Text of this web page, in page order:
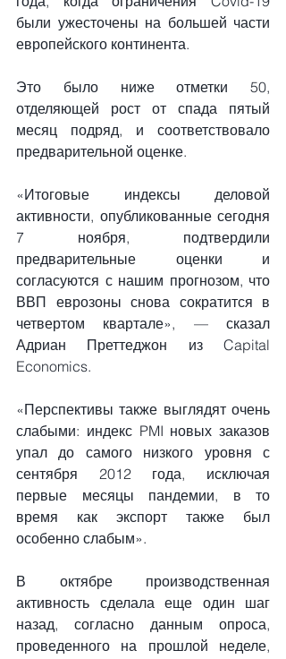
были ужесточены на большей части
европейского континента.
Это было ниже отметки 50,
отделяющей рост от спада пятый
месяц подряд, и соответствовало
предварительной оценке.
«Итоговые индексы деловой
активности, опубликованные сегодня
7 ноября, подтвердили
предварительные оценки и
согласуются с нашим прогнозом, что
ВВП еврозоны снова сократится в
четвертом квартале», — сказал
Адриан Преттеджон из Capital
Economics.
«Перспективы также выглядят очень
слабыми: индекс PMI новых заказов
упал до самого низкого уровня с
сентября 2012 года, исключая
первые месяцы пандемии, в то
время как экспорт также был
особенно слабым».
В октябре производственная
активность сделала еще один шаг
назад, согласно данным опроса,
проведенного на прошлой неделе,